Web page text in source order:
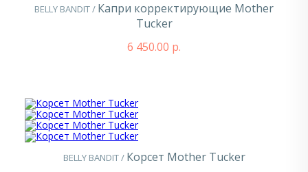
BELLY BANDIT / Капри корректирующие Mother
Tucker
6 450.00 р.
BELLY BANDIT / Корсет Mother Tucker